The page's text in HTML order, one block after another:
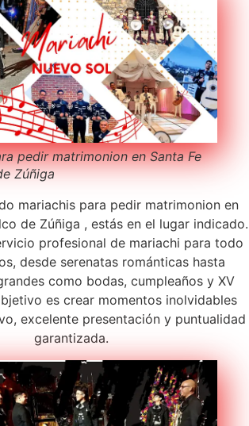
pedir matrimonion en Santa Fe
Zúñiga
mariachis para pedir matrimonion en
de Zúñiga , estás en el lugar indicado.
profesional de mariachi para todo
desde serenatas románticas hasta
como bodas, cumpleaños y XV
es crear momentos inolvidables
excelente presentación y puntualidad
garantizada.